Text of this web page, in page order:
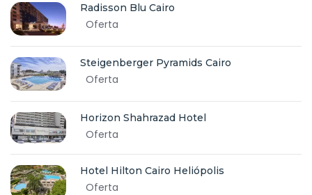
Radisson Blu Cairo
Oferta
Steigenberger Pyramids Cairo
Oferta
Horizon Shahrazad Hotel
Oferta
Hotel Hilton Cairo Heliópolis
Oferta